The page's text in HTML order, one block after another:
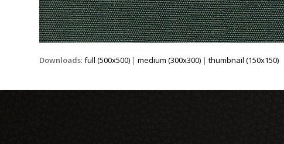
Downloads:full (500x500) |medium (300x300) |thumbnail (150x150)